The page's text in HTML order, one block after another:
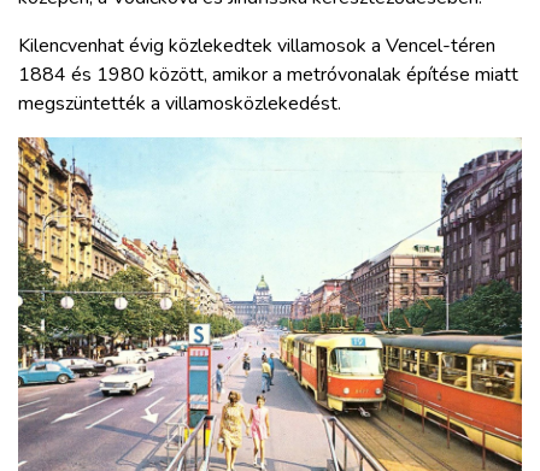
Kilencvenhat évig közlekedtek villamosok a Vencel-téren
1884 és 1980 között, amikor a metróvonalak építése miatt
megszüntették a villamosközlekedést.